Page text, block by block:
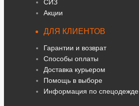
СИЗ
Акции
ДЛЯ КЛИЕНТОВ
Гарантии и возврат
Способы оплаты
Доставка курьером
Помощь в выборе
Информация по спецодежде